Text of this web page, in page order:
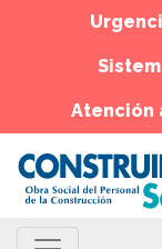
Atención